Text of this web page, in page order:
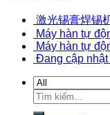
激光锡膏焊锡
Máy hàn tự
Máy hàn tự
Đang cập nhật